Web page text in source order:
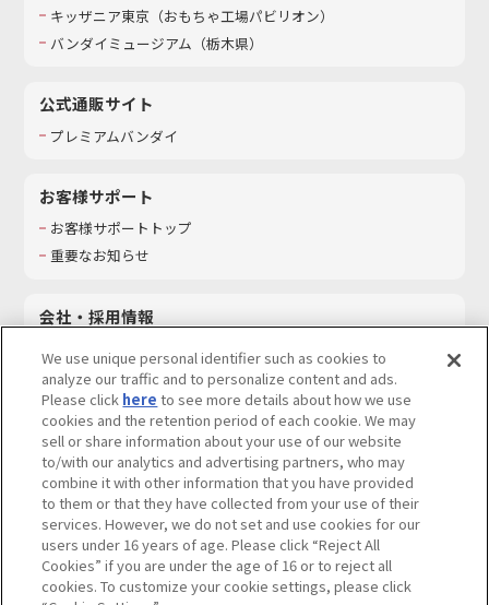
キッザニア東京（おもちゃ工場パビリオン）​
バンダイミュージアム（栃木県）
公式通販サイト
プレミアムバンダイ
お客様サポート
お客様サポートトップ
重要なお知らせ
会社・採用情報
採用情報
サステナビリティ
お問い合わせ
ウェブサイトご利用条件 ソーシャルメディアポリシー
個人情報及び特定個人情報等の取り扱いに関する保護方針
Do Not Sell or Share My Personal Information著作権・商標について
We use unique personal identifier such as cookies to
analyze our traffic and to personalize content and ads.
Please click here to see more details about how we use
cookies and the retention period of each cookie. We may
sell or share information about your use of our website
to/with our analytics and advertising partners, who may
combine it with other information that you have provided
to them or that they have collected from your use of their
services. However, we do not set and use cookies for our
users under 16 years of age. Please click “Reject All
Cookies” if you are under the age of 16 or to reject all
cookies. To customize your cookie settings, please click